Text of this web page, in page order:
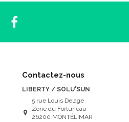
Contactez-nous
LIBERTY / SOLU'SUN
5 rue Louis Delage
Zone du Fortuneau
26200 MONTÉLIMAR